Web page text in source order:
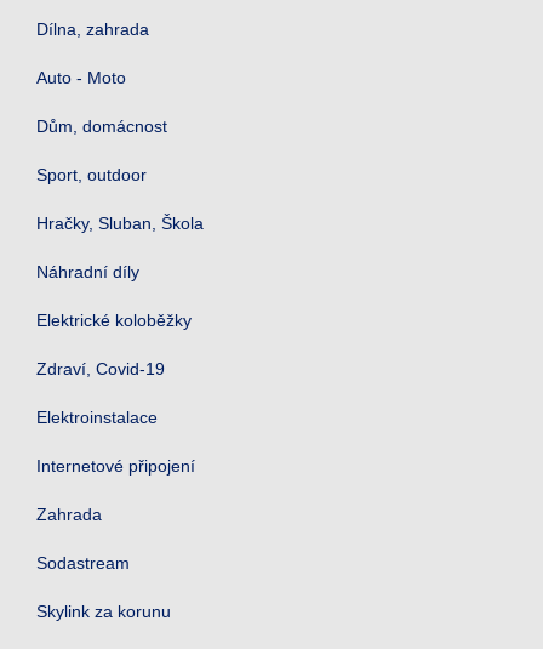
Dílna, zahrada
Auto - Moto
Dům, domácnost
Sport, outdoor
Hračky, Sluban, Škola
Náhradní díly
Elektrické koloběžky
Zdraví, Covid-19
Elektroinstalace
Internetové připojení
Zahrada
Sodastream
Skylink za korunu